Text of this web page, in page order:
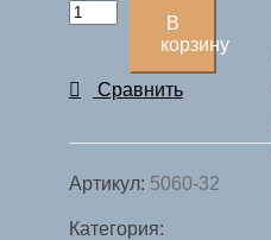
Количество
1"
KING
В
корзину
Сравнить
Артикул: 5060-32
Категория: